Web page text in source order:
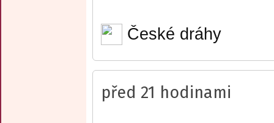
České dráhy
před 21 hodinami